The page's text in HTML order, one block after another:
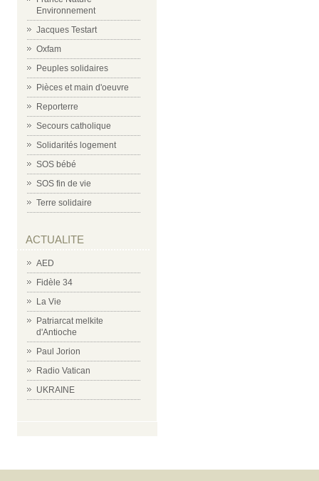
Environnement
Jacques Testart
Oxfam
Peuples solidaires
Pièces et main d'oeuvre
Reporterre
Secours catholique
Solidarités logement
SOS bébé
SOS fin de vie
Terre solidaire
ACTUALITE
AED
Fidèle 34
La Vie
Patriarcat melkite
d'Antioche
Paul Jorion
Radio Vatican
UKRAINE